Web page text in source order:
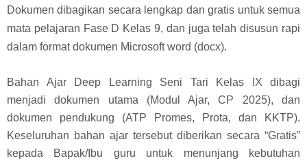
Dokumen dibagikan secara lengkap dan gratis untuk semua
mata pelajaran Fase D Kelas 9, dan juga telah disusun rapi
dalam format dokumen Microsoft word (docx).
Bahan Ajar Deep Learning Seni Tari Kelas IX dibagi
menjadi dokumen utama (Modul Ajar, CP 2025), dan
dokumen pendukung (ATP Promes, Prota, dan KKTP).
Keseluruhan bahan ajar tersebut diberikan secara “Gratis”
kepada Bapak/Ibu guru untuk menunjang kebutuhan